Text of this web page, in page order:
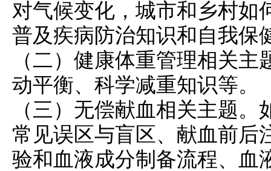
对气候变化，城市和乡村如
普及疾病防治知识和自我保
（二） 健康体重管理相关主
动平衡、科学减重知识等。
（三）无偿献血相关主题
常见误区与盲区、献血前后
验和血液成分制备流程、血